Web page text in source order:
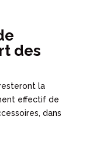
des
la
effectif de
dans